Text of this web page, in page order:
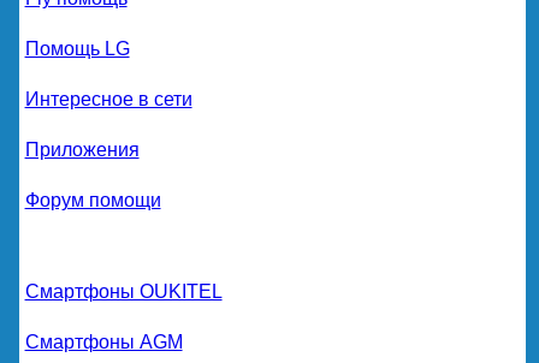
Помощь LG
Интересное в сети
Приложения
Форум помощи
Смартфоны OUKITEL
Смартфоны AGM